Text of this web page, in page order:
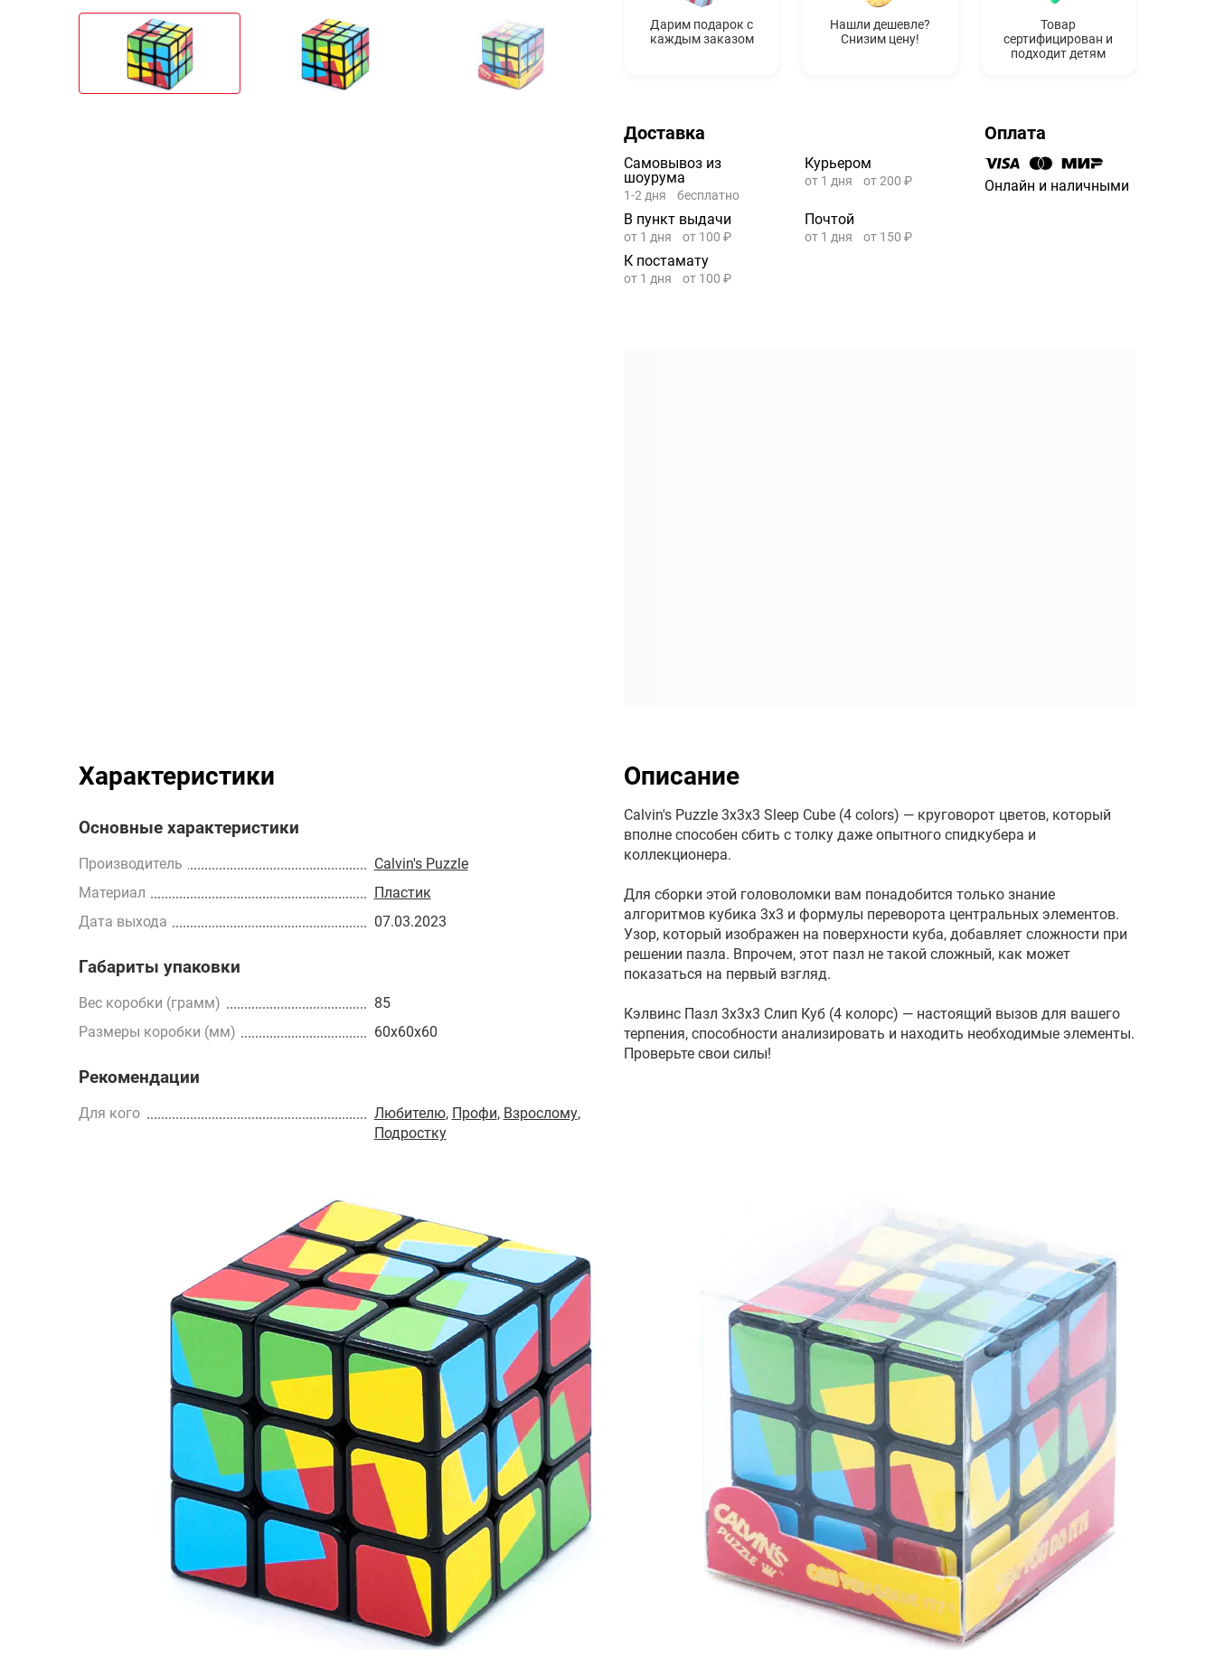
Дарим подарок с
каждым заказом
Нашли дешевле?
Снизим цену!
Товар
сертифицирован и
подходит детям
Доставка
Самовывоз из
шоурума
1-2 дня бесплатно
Курьером
от 1 дня от 200 ₽
В пункт выдачи
от 1 дня от 100 ₽
Почтой
от 1 дня от 150 ₽
К постамату
от 1 дня от 100 ₽
Оплата
Онлайн и наличными
Характеристики
Основные характеристики
Производитель
Calvin's Puzzle
Материал
Пластик
Дата выхода
07.03.2023
Габариты упаковки
Вес коробки (грамм)
85
Размеры коробки (мм)
60x60x60
Рекомендации
Для кого Любителю, Профи, Взрослому,
Подростку
Описание
Calvin's Puzzle 3x3x3 Sleep Cube (4 colors) — круговорот цветов, который
вполне способен сбить с толку даже опытного спидкубера и
коллекционера.
Для сборки этой головоломки вам понадобится только знание
алгоритмов кубика 3х3 и формулы переворота центральных элементов.
Узор, который изображен на поверхности куба, добавляет сложности при
решении пазла. Впрочем, этот пазл не такой сложный, как может
показаться на первый взгляд.
Кэлвинс Пазл 3х3х3 Слип Куб (4 колорс) — настоящий вызов для вашего
терпения, способности анализировать и находить необходимые элементы.
Проверьте свои силы!